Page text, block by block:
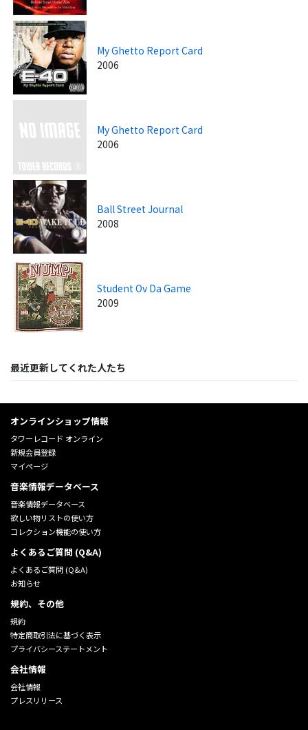
My Ghetto Report Card
2006
My Ghetto Report Card
2006
Ball Street Journal
2008
Student Ov Da Game
2009
最近更新してくれた人たち
オンラインショップ情報
タワーレコード オンライン
新規会員登録
マイページ
音楽情報データベース
音楽情報データベース
欲しい物リストの使い方
コレクション機能の使い方
よくあるご質問 (Q&A)
よくあるご質問 (Q&A)
お知らせ
規約、その他
規約
特定商取引法に基づく表示
プライバシーステートメント
会社情報
会社情報
プレスリリース